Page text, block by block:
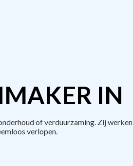
IN
of verduurzaming. Zij werken
verlopen.